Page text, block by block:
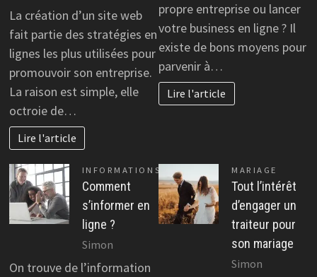
La création d’un site web
fait partie des stratégies en
lignes les plus utilisées pour
promouvoir son entreprise.
La raison est simple, elle
octroie de…
Lire l'article
propre entreprise ou lancer
votre business en ligne ? Il
existe de bons moyens pour
parvenir à…
Lire l'article
INFORMATIONS
Comment
s’informer en
ligne ?
Simon
On trouve de l’information
MARIAGE
Tout l’intérêt
d’engager un
traiteur pour
son mariage
Simon